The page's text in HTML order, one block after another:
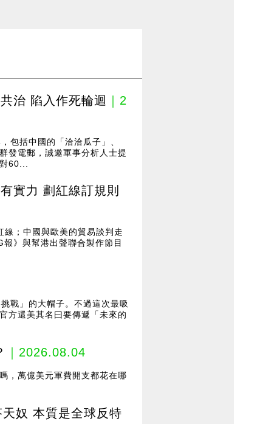
治 陷入作死輪迴
｜2
包括中國的「洽洽瓜子」、
發電郵，誠邀軍事分析人士提
60...
實力 劃紅線訂規則
；中國與歐美的貿易談判走
》與幫港出聲聯合製作節目
戰」的大帽子。不過這次最吸
方還美其名曰要傳遞「未來的
｜2026.08.04
，萬億美元軍費開支都花在哪
天奴 本質是全球反特